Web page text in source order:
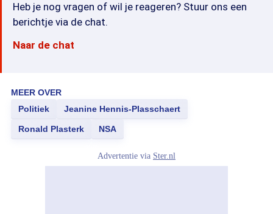
Heb je nog vragen of wil je reageren? Stuur ons een
berichtje via de chat.
Naar de chat
MEER OVER
Politiek
Jeanine Hennis-Plasschaert
Ronald Plasterk NSA
Advertentie via Ster.nl